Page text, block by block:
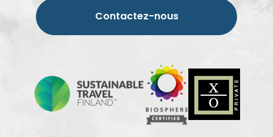
Contactez-nous